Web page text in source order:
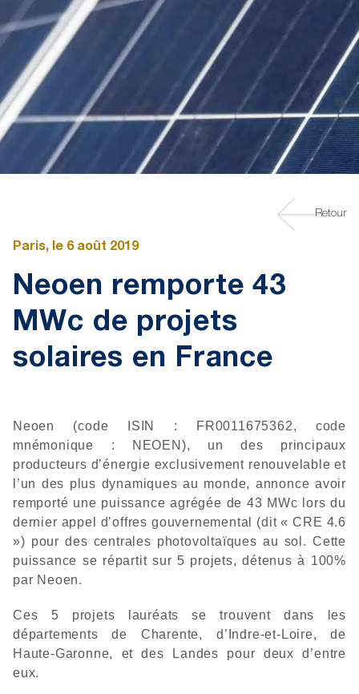
Retour
Paris, le 6 août 2019
Neoen remporte 43
MWc de projets
solaires en France
Neoen (code ISIN : FR0011675362, code
mnémonique : NEOEN), un des principaux
producteurs d’énergie exclusivement renouvelable et
l’un des plus dynamiques au monde, annonce avoir
remporté une puissance agrégée de 43 MWc lors du
dernier appel d’offres gouvernemental (dit « CRE 4.6
») pour des centrales photovoltaïques au sol. Cette
puissance se répartit sur 5 projets, détenus à 100%
par Neoen.
Ces 5 projets lauréats se trouvent dans les
départements de Charente, d’Indre-et-Loire, de
Haute-Garonne, et des Landes pour deux d’entre
eux.